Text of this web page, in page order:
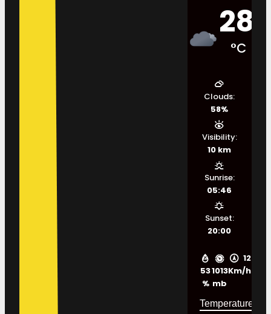
28
°C
53
%
1013
mb
12
Km/h
Clouds:
58%
Visibility:
10 km
Sunrise:
05:46
Sunset:
20:00